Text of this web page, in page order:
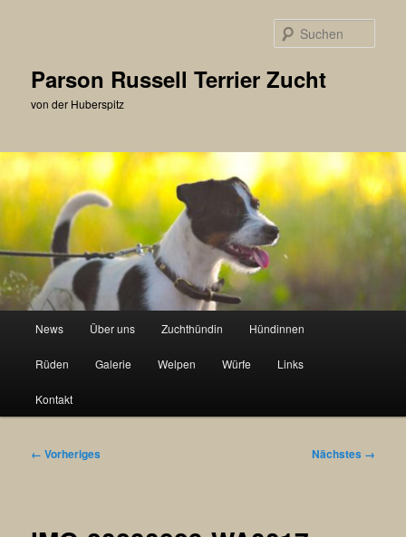
Parson Russell Terrier Zucht
von der Huberspitz
News Über uns Zuchthündin Hündinnen
Rüden Galerie Welpen Würfe Links
Kontakt
Bilder-
← Vorheriges Nächstes →